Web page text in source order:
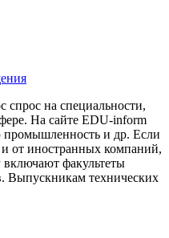
спрос на специальности,
На сайте EDU-inform
промышленность и др. Если
от иностранных компаний,
включают факультеты
Выпускникам технических